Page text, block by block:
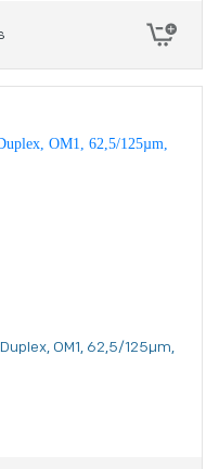
OM1, 62,5/125µm,